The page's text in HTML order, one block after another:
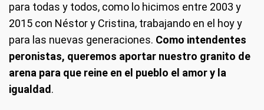
para todas y todos, como lo hicimos entre 2003 y
2015 con Néstor y Cristina, trabajando en el hoy y
para las nuevas generaciones. Como intendentes
peronistas, queremos aportar nuestro granito de
arena para que reine en el pueblo el amor y la
igualdad .